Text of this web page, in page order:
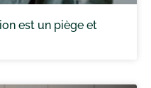
est un piège et